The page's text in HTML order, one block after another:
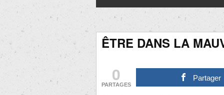
ÊTRE DANS LA
0
PARTAGES
Partager